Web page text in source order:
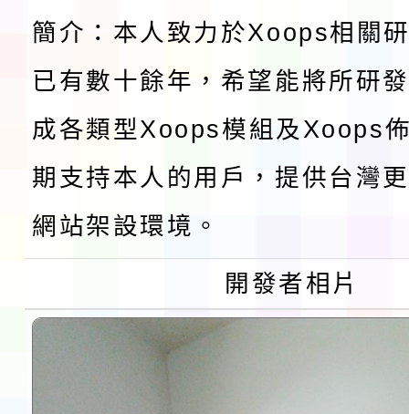
及師生本土語及新住民
實施要點各1份
115年食農教育專業人
函轉國家通訊傳播委員
鎮韌性（防空）演習－
速演練執行計畫」
「115年金融知識線上
法」
本校115學年度第1學
第3次招考代課鐘點教
告(不再辦理後續甄選)
檢送「桃園市115學年
賽實施要點」1份
本市「115學年度學生
程安排一案
「桃園市補助參觀特色
簡介：本人致力於Xoops相關
已有數十餘年，希望能將所研
成各類型Xoops模組及Xoops
期支持本人的用戶，提供台灣
網站架設環境。
開發者相片